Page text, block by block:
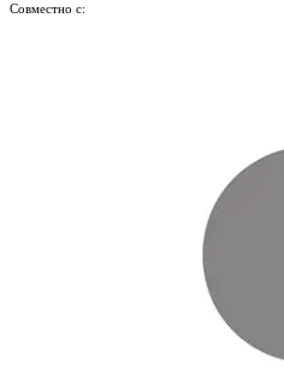
Совместно с: